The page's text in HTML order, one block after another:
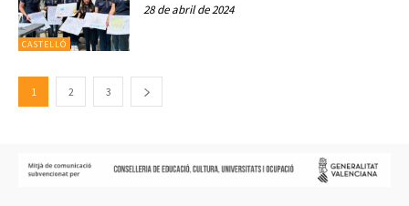
CASTELLÓ
28 de abril de 2024
1 2 3